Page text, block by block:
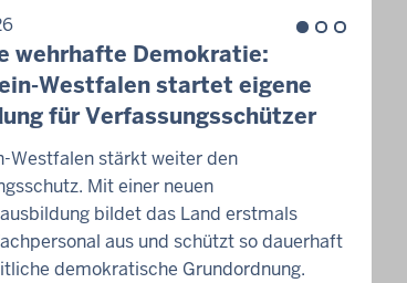
wehrhafte Demokratie:
Westfalen startet eigene
für Verfassungsschützer
Westfalen stärkt weiter den
Mit einer neuen
bildet das Land erstmals
aus und schützt so dauerhaft
demokratische Grundordnung.